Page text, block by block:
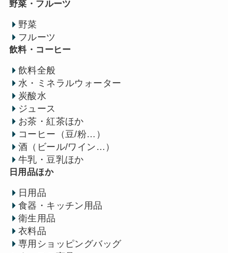
野菜・フルーツ
野菜
フルーツ
飲料・コーヒー
飲料全般
水・ミネラルウォーター
炭酸水
ジュース
お茶・紅茶ほか
コーヒー（豆/粉…）
酒（ビール/ワイン…）
牛乳・豆乳ほか
日用品ほか
日用品
食器・キッチン用品
衛生用品
衣料品
専用ショッピングバッグ